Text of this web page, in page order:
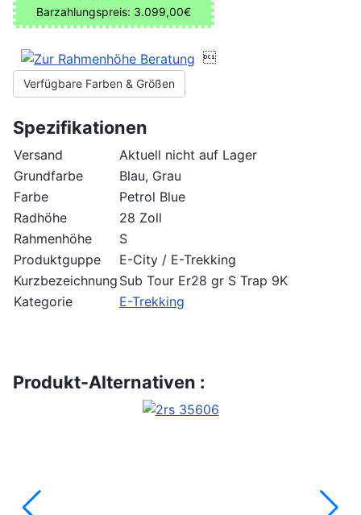
Barzahlungspreis: 3.099,00€

Verfügbare Farben & Größen
Spezifikationen
Versand
Aktuell nicht auf Lager
Grundfarbe
Blau, Grau
Farbe
Petrol Blue
Radhöhe
28 Zoll
Rahmenhöhe
S
Produktguppe
E-City / E-Trekking
Kurzbezeichnung Sub Tour Er28 gr S Trap 9K
Kategorie
E-Trekking
Produkt-Alternativen :